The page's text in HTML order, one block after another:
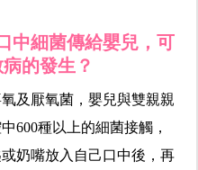
中細菌傳給嬰兒，可
的發生？
及厭氧菌，嬰兒與雙親親
600種以上的細菌接觸，
奶嘴放入自己口中後，再